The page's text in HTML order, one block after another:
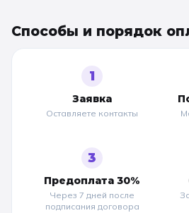
Способы и порядок
1
Заявка
Оставляете контакты
3
Предоплата 30%
Через 7 дней после
подписания договора